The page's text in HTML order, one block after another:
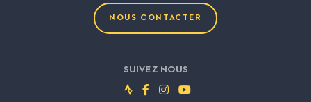
NOUS CONTACTER
SUIVEZ NOUS
Suivez-
Suivez-
Suivez-Suivez-